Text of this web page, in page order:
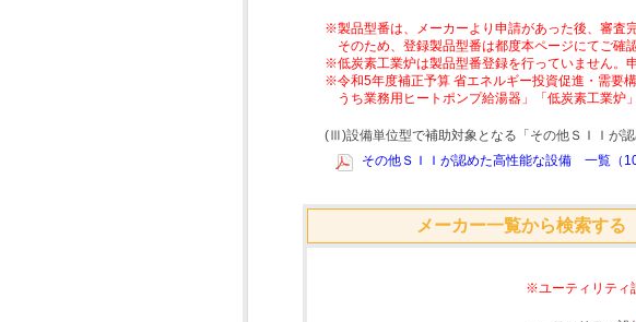
※製品型番は、メーカーより申請があった後、審査
そのため、登録製品型番は都度本ページにてご確
※低炭素工業炉は製品型番登録を行っていません。
※令和5年度補正予算 省エネルギー投資促進・需要
うち業務用ヒートポンプ給湯器」「低炭素工業炉
(Ⅲ)設備単位型で補助対象となる「その他ＳＩＩが
その他ＳＩＩが認めた高性能な設備 一覧（
メーカー一覧から検索する
※ユーティリティ